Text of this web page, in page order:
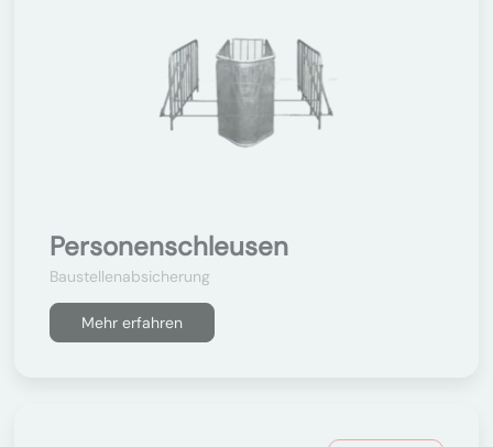
Personenschleusen
Baustellenabsicherung
Mehr erfahren